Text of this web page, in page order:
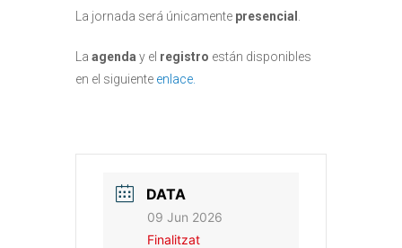
La jornada será únicamente presencial
La agenda y el registro están disponibles
en el siguiente enlace.
DATA
09 Jun 2026
Finalitzat